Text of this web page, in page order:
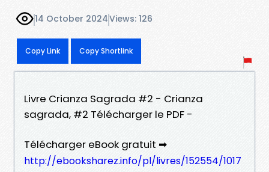
14 October 2024Views: 126
Copy Link Copy Shortlink
Livre Crianza Sagrada #2 - Crianza
sagrada, #2 Télécharger le PDF -
Télécharger eBook gratuit ➡
http://ebooksharez.info/pl/livres/152554/1017